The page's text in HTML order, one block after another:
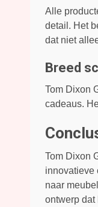
Alle
detail. Het
dat niet
Breed
Tom Dixon
cadeaus.
Tom Dixon
innovatieve
naar
ontwerp dat